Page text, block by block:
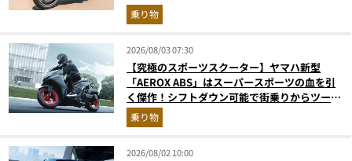
イターが解説
乗り物
2026/08/03 07:30
【究極のスポーツスクーター】ヤマハ新型
「AEROX ABS」はスーパースポーツの血を引
く傑作！シフトダウン可能で街乗りからツーリ
ングまで最強
乗り物
2026/08/02 10:00